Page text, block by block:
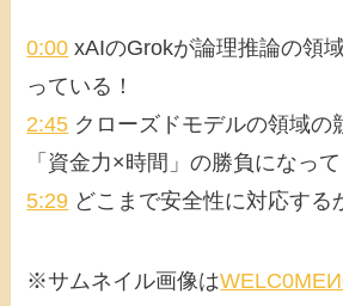
0:00 xAIのGrokが論理推論の領
っている！
2:45 クローズドモデルの領域の
「資金力×時間」の勝負になっ
5:29 どこまで安全性に対応する
※サムネイル画像は